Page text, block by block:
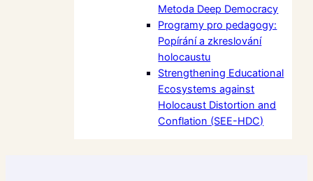
Metoda Deep Democracy
Programy pro pedagogy:
Popírání a zkreslování
holocaustu
Strengthening Educational
Ecosystems against
Holocaust Distortion and
Conflation (SEE-HDC)